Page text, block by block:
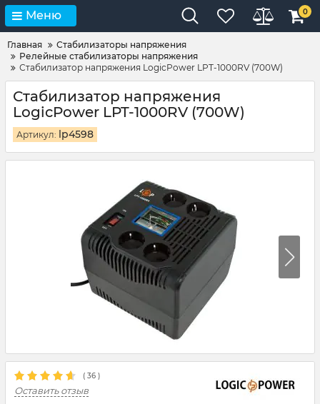
Меню 0
Главная
Стабилизаторы напряжения
Релейные стабилизаторы напряжения
Стабилизатор напряжения LogicPower LPT-1000RV (700W)
Стабилизатор напряжения
LogicPower LPT-1000RV (700W)
Артикул: lp4598
( 36 )
Оставить отзыв